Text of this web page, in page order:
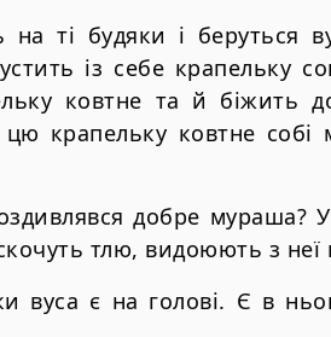
на ті будяки і беруться
із себе крапельку
ковтне та й біжить
цю крапельку ковтне
добре мураша?
тлю, видоюють з неї
вуса є на голові. Є в